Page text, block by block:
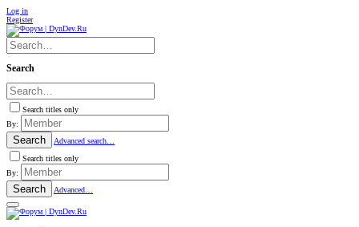
Log in
Register
Search
Search titles only
By:
Search
Advanced search…
Search titles only
By:
Search Advanced…